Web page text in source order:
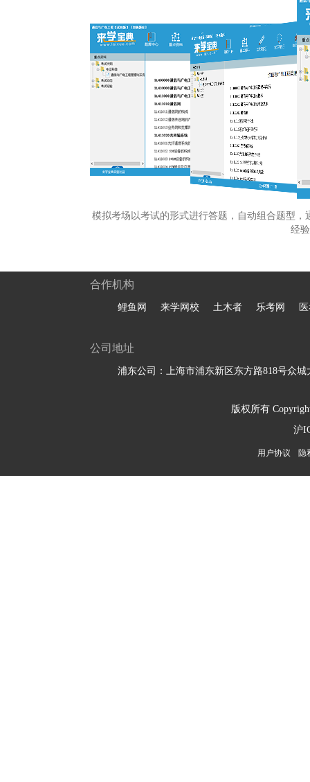
模拟考场以考试的形式进行答题，自动组合题型
经
合作机构
鲤鱼网 来学网校 土木者 乐考网
公司地址
浦东公司：上海市浦东新区东方路818号众城
版权所有
沪
用户协议 隐